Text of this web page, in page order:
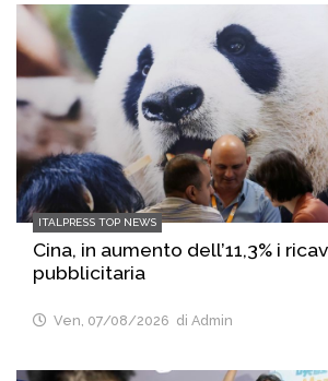
ITALPRESS TOP NEWS
Cina, in aumento dell’11,3% i
pubblicitaria
Ven, 07/08/2026 di Admin